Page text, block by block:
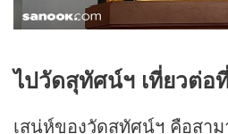
ไปวัดสุทัศน์ฯ เที่ยวต่อ
เสน่ห์ของวัดสุทัศน์ฯ คือสาม